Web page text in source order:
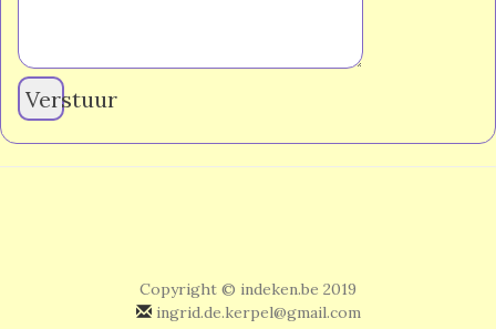
Verstuur
Copyright © indeken.be 2019
ingrid.de.kerpel@gmail.com